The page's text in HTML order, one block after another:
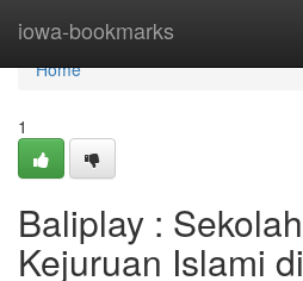
iowa-bookmarks
Home
Home
1
Baliplay :
Kejuruan Islami